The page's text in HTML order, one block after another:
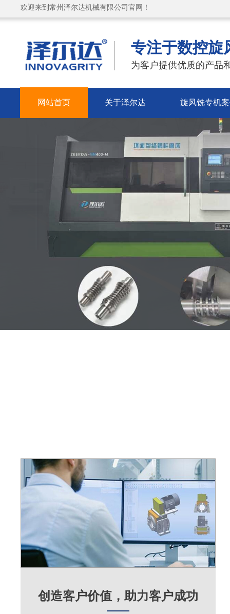
欢迎来到常州泽尔达机械有限公司官网！
专注于数控旋
为客户提供优质的产品
网站首页 关于泽尔达 旋风铣专机
创造客户价值，助力客户成功